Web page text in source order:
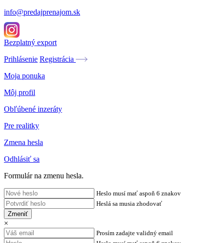
info@predajprenajom.sk
Bezplatný export
Prihlásenie Registrácia
Moja ponuka
Môj profil
Obľúbené inzeráty
Pre realitky
Zmena hesla
Odhlásiť sa
Formulár na zmenu hesla.
Heslo musí mať aspoň 6 znakov
Heslá sa musia zhodovať
Zmeniť
×
Prosím zadajte validný email